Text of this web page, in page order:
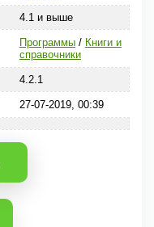
4.1 и выше
Программы/ Книги и
справочники
4.2.1
27-07-2019, 00:39